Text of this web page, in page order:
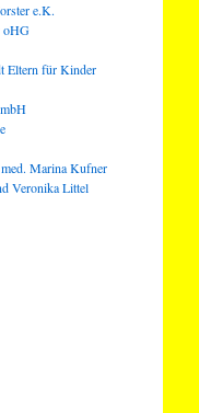
e.K.
oHG
Eltern für Kinder
Marina Kufner
Veronika Littel